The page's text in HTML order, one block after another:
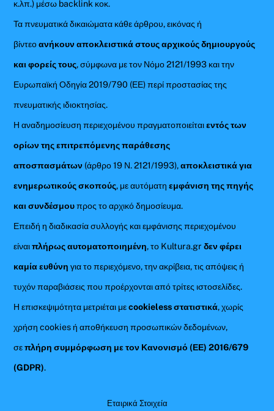
κ.λπ.) μέσω backlink κοκ.
Τα πνευματικά δικαιώματα κάθε άρθρου, εικόνας ή
βίντεοανήκουν αποκλειστικά στους αρχικούς δημιουργούς
και φορείς τους, σύμφωνα με τον Νόμο 2121/1993 και την
Ευρωπαϊκή Οδηγία 2019/790 (ΕΕ) περί προστασίας της
πνευματικής ιδιοκτησίας.
Η αναδημοσίευση περιεχομένου πραγματοποιείταιεντός των
ορίων της επιτρεπόμενης παράθεσης
αποσπασμάτων (άρθρο 19 Ν. 2121/1993),αποκλειστικά για
ενημερωτικούς σκοπούς, με αυτόματηεμφάνιση της πηγής
και συνδέσμουπρος το αρχικό δημοσίευμα.
Επειδή η διαδικασία συλλογής και εμφάνισης περιεχομένου
είναιπλήρως αυτοματοποιημένη, το Kultura.grδεν φέρει
καμία ευθύνη για το περιεχόμενο, την ακρίβεια, τις απόψεις ή
τυχόν παραβιάσεις που προέρχονται από τρίτες ιστοσελίδες.
Η επισκεψιμότητα μετριέται μεcookieless στατιστικά, χωρίς
χρήση cookies ή αποθήκευση προσωπικών δεδομένων,
σεπλήρη συμμόρφωση με τον Κανονισμό (ΕΕ) 2016/679
(GDPR).
Εταιρικά Στοιχεία